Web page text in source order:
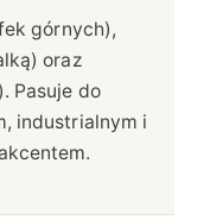
górnych),
oraz
Pasuje do
industrialnym i